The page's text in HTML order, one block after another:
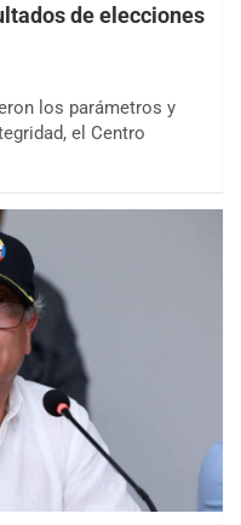
de elecciones
los parámetros y
el Centro